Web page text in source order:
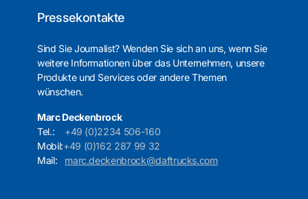
Pressekontakte
Sind Sie Journalist? Wenden Sie sich an uns, wenn Sie
weitere Informationen über das Unternehmen, unsere
Produkte und Services oder andere Themen
wünschen.
Marc Deckenbrock
Tel.: +49 (0)2234 506-160
Mobil:+49 (0)162 287 99 32
Mail: marc.deckenbrock@daftrucks.com